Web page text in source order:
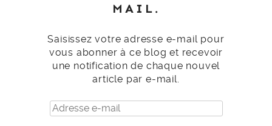
MAIL.
Saisissez votre adresse e-mail pour
vous abonner à ce blog et recevoir
une notification de chaque nouvel
article par e-mail.
Adresse
e-